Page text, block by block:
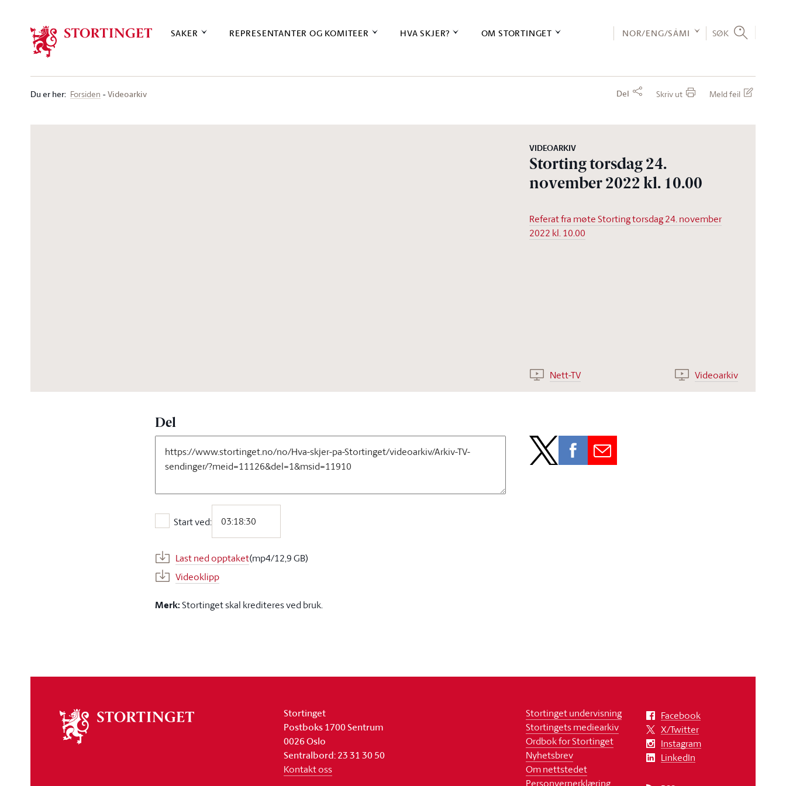
SAKER REPRESENTANTER OG KOMITEER HVA SKJER? OM STORTINGET NOR/ENG/SÁMI SØK
Du er her: Forsiden Videoarkiv Del Skriv ut Meld feil
VIDEOARKIV
Storting torsdag 24.
november 2022 kl. 10.00
Referat fra møte Storting torsdag 24. november
2022 kl. 10.00
Nett-TV Videoarkiv
Del
Start ved:
Start ved:
Last ned opptaket(mp4/12,9 GB)
Videoklipp
Merk:Stortinget skal krediteres ved bruk.
stortinget
Stortinget
Postboks 1700 Sentrum
0026 Oslo
Sentralbord: 23 31 30 50
Kontakt oss
Stortinget undervisning
Stortingets mediearkiv
Ordbok for Stortinget
Nyhetsbrev
Om nettstedet
Personvernerklæring
Facebook
X/Twitter
Instagram
LinkedIn